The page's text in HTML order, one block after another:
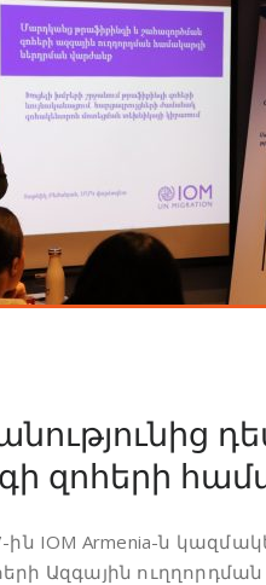
զոհերի
ին IOM Armenia-ն
Ազգային